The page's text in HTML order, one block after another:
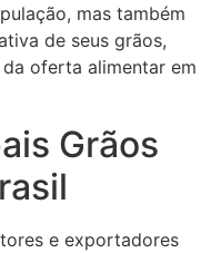
mas também
de seus grãos,
oferta alimentar em
Grãos
e exportadores